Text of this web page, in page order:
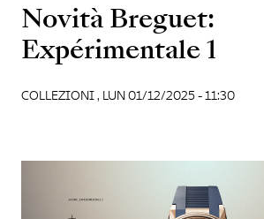
Novità Breguet:
Expérimentale 1
COLLEZIONI , LUN 01/12/2025 - 11:30